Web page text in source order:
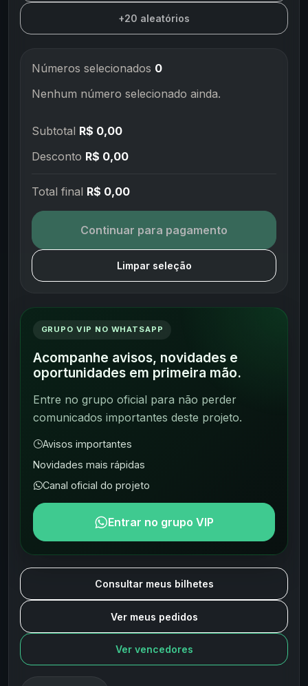
+20 aleatórios
Números selecionados 0
Nenhum número selecionado ainda.
Subtotal R$ 0,00
Desconto R$ 0,00
Total final R$ 0,00
Continuar para pagamento
Limpar seleção
GRUPO VIP NO WHATSAPP
Acompanhe avisos, novidades e
oportunidades em primeira mão.
Entre no grupo oficial para não perder
comunicados importantes deste projeto.
Avisos importantes
Novidades mais rápidas
Canal oficial do projeto
Entrar no grupo VIP
Consultar meus bilhetes
Ver meus pedidos
Ver vencedores